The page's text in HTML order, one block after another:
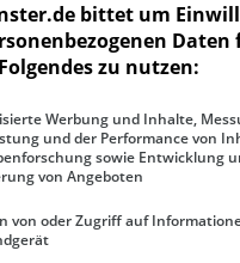
Nauen
Karls Erlebnis-Dorf Elstal
Freizeitpark in Wustermark
uer,
bittet um
Daten
Folgendes zu nutzen:
Werbung und Inhalte,
und der Performance von
sowie Entwicklung
von Angeboten
von oder Zugriff auf